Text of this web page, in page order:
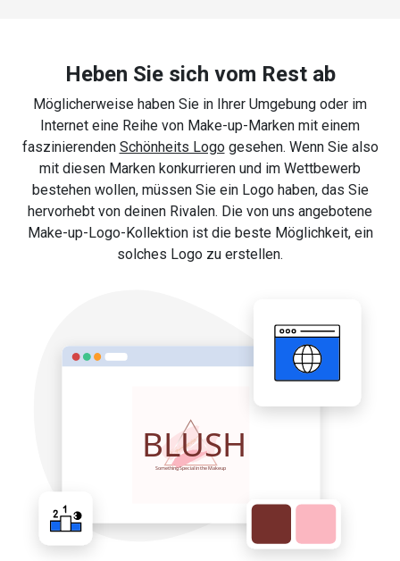
Heben Sie sich vom Rest ab
Möglicherweise haben Sie in Ihrer Umgebung oder im
Internet eine Reihe von Make-up-Marken mit einem
faszinierenden Schönheits Logogesehen. Wenn Sie also
mit diesen Marken konkurrieren und im Wettbewerb
bestehen wollen, müssen Sie ein Logo haben, das Sie
hervorhebt von deinen Rivalen. Die von uns angebotene
Make-up-Logo-Kollektion ist die beste Möglichkeit, ein
solches Logo zu erstellen.